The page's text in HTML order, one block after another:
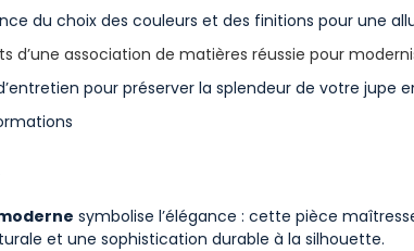
du choix des couleurs et des finitions pour une
d’une association de matières réussie pour
pour préserver la splendeur de votre jupe
symbolise l’élégance : cette pièce
et une sophistication durable à la silhouette.